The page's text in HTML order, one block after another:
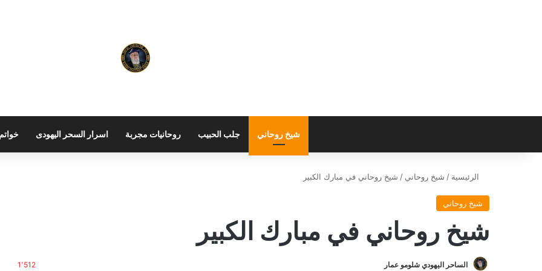
شيخ روحاني جلب الحبيب روحانيات مجربة اسرار السحر اليهودى
الرئيسية / شيخ روحاني / شيخ روحاني في مبارك الكبير
شيخ روحاني
شيخ روحاني في مبارك الكبير
الساحر اليهودي شلومو عمار 1٬512